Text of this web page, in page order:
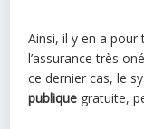
Ainsi, il y en a
l’assurance très
ce dernier cas, le
publique gratuite,